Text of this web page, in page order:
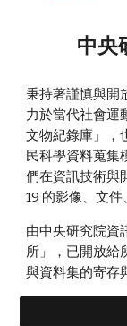
中央
秉持著謹慎與開
力於當代社會運
文物紀錄庫」，
民科學資料蒐集
們在資訊技術與
19 的影像、文件
由中央研究院資
所」，已開放給
與資料集的寄存